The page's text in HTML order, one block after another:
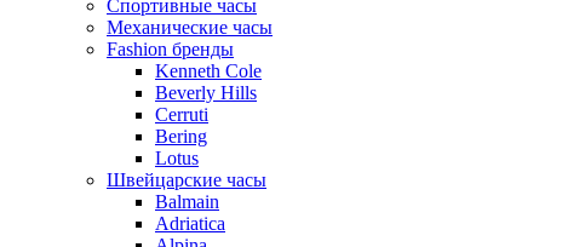
Спортивные часы
Механические часы
Fashion бренды
Kenneth Cole
Beverly Hills
Cerruti
Bering
Lotus
Швейцарские часы
Balmain
Adriatica